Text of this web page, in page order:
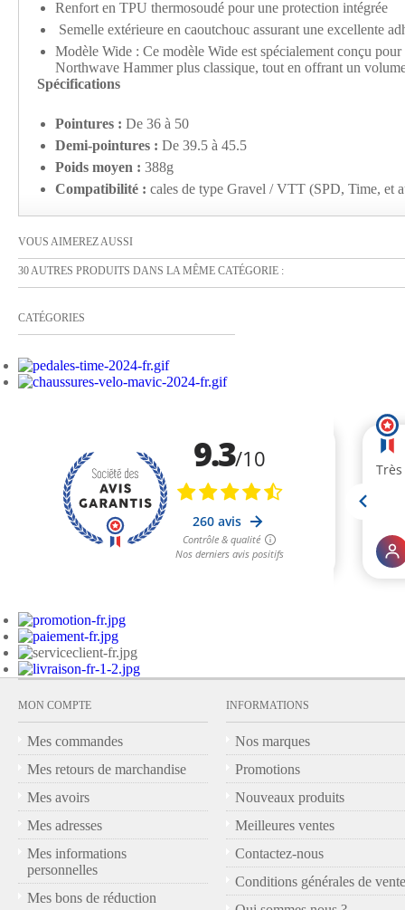
Renfort en TPU thermosoudé pour une protection intégrée
Semelle extérieure en caoutchouc assurant une excellente
Modèle Wide : Ce modèle Wide est spécialement conçu
Northwave Hammer plus classique, tout en offrant un
Spécifications
Pointures : De 36 à 50
Demi-pointures : De 39.5 à 45.5
Poids moyen : 388g
Compatibilité : cales de type Gravel / VTT (SPD, Time, et
VOUS AIMEREZ AUSSI
30 AUTRES PRODUITS DANS LA MÊME CATÉGORIE :
CATÉGORIES
MON COMPTE
Mes commandes
Mes retours de marchandise
Mes avoirs
Mes adresses
Mes informations
personnelles
Mes bons de réduction
INFORMATIONS
Nos marques
Promotions
Nouveaux produits
Meilleures ventes
Contactez-nous
Conditions générales de vente